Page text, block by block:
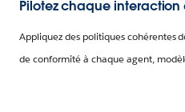
Pilotez chaque interaction
Appliquez des politiques cohérentes
de conformité à chaque agent,